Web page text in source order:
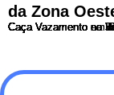
da Zona
Caça Vazamento no
Caça Vazamento no
Caça Vazamento no
Caça Vazamento no
Caça Vazamento na
Caça Vazamento em
Caça Vazamento em
Caça Vazamento na
Caça Vazamento no
Caça Vazamento na
Caça Vazamento na